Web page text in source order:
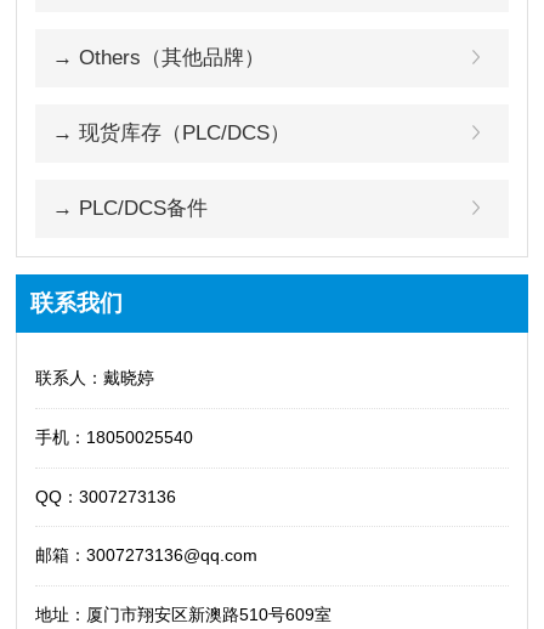
→ Others（其他品牌）
→ 现货库存（PLC/DCS）
→ PLC/DCS备件
联系我们
联系人：戴晓婷
手机：18050025540
QQ：3007273136
邮箱：3007273136@qq.com
地址：厦门市翔安区新澳路510号609室